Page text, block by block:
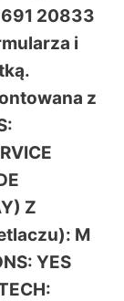
691 20833
i
z
Z
M
YES